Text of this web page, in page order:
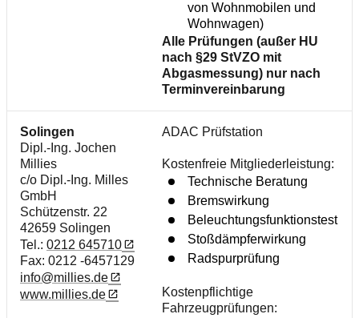
von Wohnmobilen und
Wohnwagen)
Alle Prüfungen (außer HU
nach §29 StVZO mit
Abgasmessung) nur nach
Terminvereinbarung
Solingen
Dipl.-Ing. Jochen
Millies
c/o Dipl.-Ing. Milles
GmbH
Schützenstr. 22
42659 Solingen
Tel.: 0212 645710
Fax: 0212 -6457129
info@millies.de
www.millies.de
ADAC Prüfstation
Kostenfreie Mitgliederleistung:
Technische Beratung
Bremswirkung
Beleuchtungsfunktionstest
Stoßdämpferwirkung
Radspurprüfung
Kostenpflichtige
Fahrzeugprüfungen: